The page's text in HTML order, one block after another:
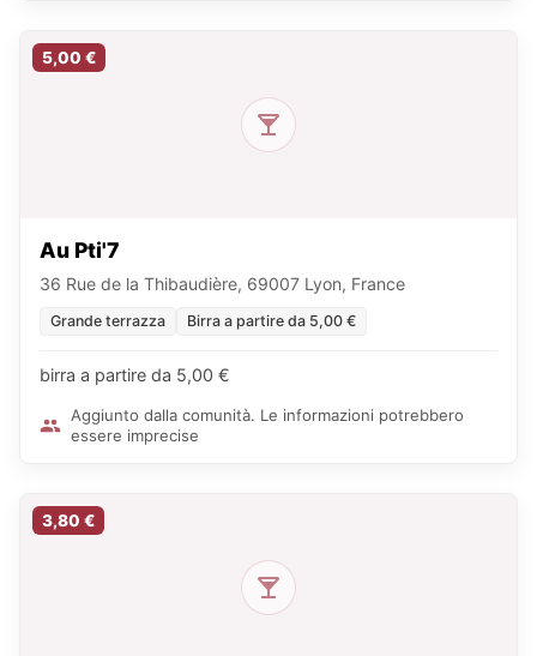
5,00 €
Au Pti'7
36 Rue de la Thibaudière, 69007 Lyon, France
Grande terrazza Birra a partire da 5,00 €
birra a partire da 5,00 €
Aggiunto dalla comunità. Le informazioni potrebbero
essere imprecise
3,80 €